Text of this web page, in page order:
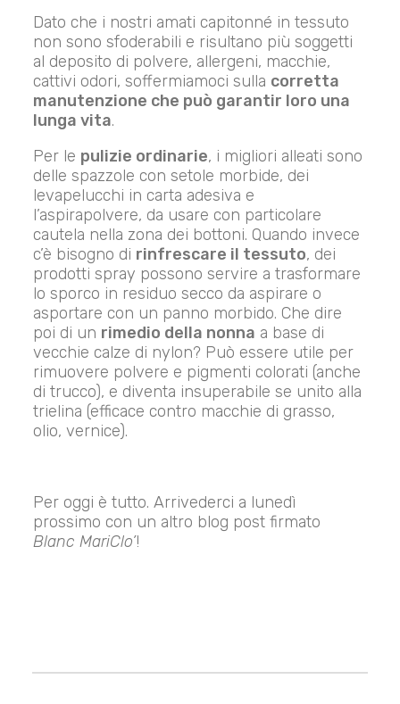
Dato che i nostri amati capitonné in tessuto
non sono sfoderabili e risultano più soggetti
al deposito di polvere, allergeni, macchie,
cattivi odori, soffermiamoci sulla corretta
manutenzione che può garantir loro una
lunga vita.
Per le pulizie ordinarie, i migliori alleati sono
delle spazzole con setole morbide, dei
levapelucchi in carta adesiva e
l’aspirapolvere, da usare con particolare
cautela nella zona dei bottoni. Quando invece
c’è bisogno di rinfrescare il tessuto, dei
prodotti spray possono servire a trasformare
lo sporco in residuo secco da aspirare o
asportare con un panno morbido. Che dire
poi di un rimedio della nonna a base di
vecchie calze di nylon? Può essere utile per
rimuovere polvere e pigmenti colorati (anche
di trucco), e diventa insuperabile se unito alla
trielina (efficace contro macchie di grasso,
olio, vernice).
Per oggi è tutto. Arrivederci a lunedì
prossimo con un altro blog post firmato
Blanc MariClo’!